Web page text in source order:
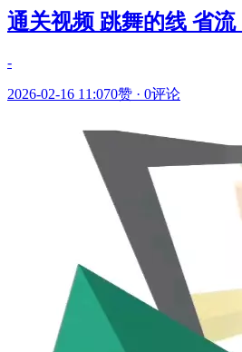
通关视频 跳舞的线 省
-
2026-02-16 11:070赞 · 0评论